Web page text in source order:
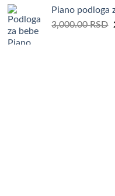
Piano podloga
3,000.00RSD